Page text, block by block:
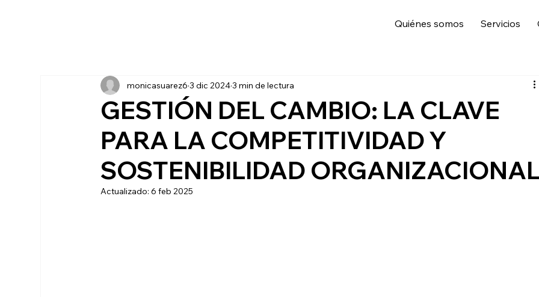
Quiénes somos Servicios
GESTIÓN DEL CAMBIO: LA CLAVE
PARA LA COMPETITIVIDAD Y
SOSTENIBILIDAD ORGANIZACIONAL
monicasuarez6 3 dic 20243 min de lectura
Actualizado:6 feb 2025